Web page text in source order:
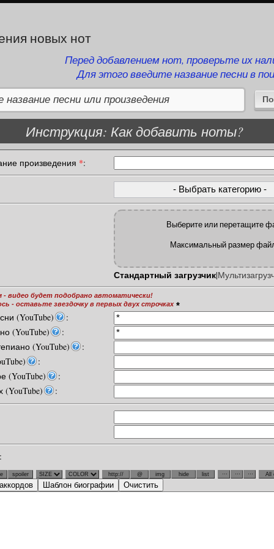
новых нот
Перед добавлением нот, проверьте их
Для этого введите название песни в
Инструкция: Как добавить ноты?
произведения *:
Выберите или перетащите
Максимальный размер
Стандартный загрузчик|
видео будет подобрано автоматически!
- оставьте звездочку в первых двух строчках *
(YouTube)
:
(YouTube)
:
(YouTube)
:
:
(YouTube)
:
:
Шаблон биографии Очистить